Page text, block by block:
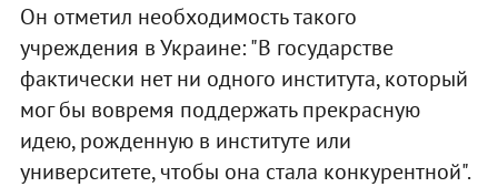
Он отметил необходимость такого
учреждения в Украине: "В государстве
фактически нет ни одного института, который
мог бы вовремя поддержать прекрасную
идею, рожденную в институте или
университете, чтобы она стала конкурентной".